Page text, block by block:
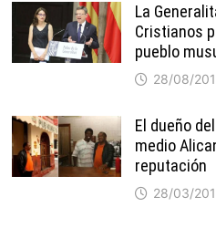
La
Cristianos
pueblo
28/08/
El dueño
medio
reputación
28/03/